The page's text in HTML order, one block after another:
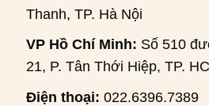
Thanh, TP. Hà Nội
VP Hồ Chí Minh: Số 510
21, P. Tân Thới Hiệp, TP.
Điện thoại: 022.6396.7389